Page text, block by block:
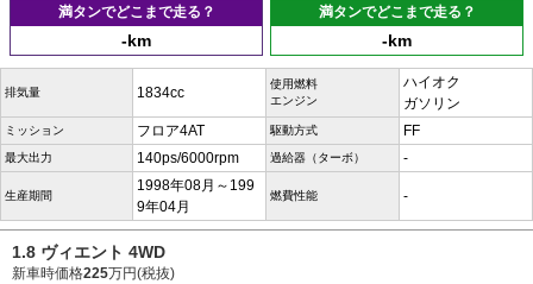
満タンでどこまで走る？
-km
満タンでどこまで走る？
-km
排気量 1834cc
使用燃料
エンジン
ハイオク
ガソリン
ミッション フロア4AT 駆動方式 FF
最大出力 140ps/6000rpm 過給器（ターボ） -
生産期間
1998年08月～199
9年04月
燃費性能 -
1.8 ヴィエント 4WD
新車時価格225万円(税抜)